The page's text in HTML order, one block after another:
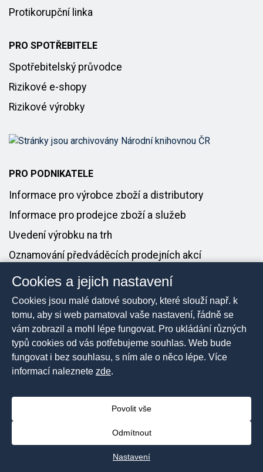
Protikorupční linka
PRO SPOTŘEBITELE
Spotřebitelský průvodce
Rizikové e-shopy
Rizikové výrobky
PRO PODNIKATELE
Informace pro výrobce zboží a distributory
Informace pro prodejce zboží a služeb
Uvedení výrobku na trh
Oznamování předváděcích prodejních akcí
PRO MÉDIA
Tiskové zprávy
Kontakt pro média
vyhrazena
Mapa stránek
Cookies a jejich nastavení
Cookies jsou malé datové soubory, které slouží např. k
tomu, aby si web pamatoval vaše nastavení, řádně se
vám zobrazil a mohl lépe fungovat. Pro ukládání různých
typů cookies od vás potřebujeme souhlas. Web bude
fungovat i bez souhlasu, s ním ale o něco lépe. Více
informací naleznete zde.
Povolit vše
Odmítnout
Nastavení